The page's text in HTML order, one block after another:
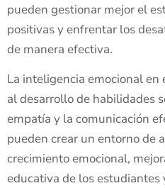
pueden gestionar mejor el
positivas y enfrentar los
de manera efectiva.
La inteligencia emocional
al desarrollo de habilidades
empatía y la comunicación
pueden crear un entorno de
crecimiento emocional,
educativa de los estudiantes